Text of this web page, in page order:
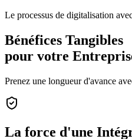
Le processus de digitalisation
Bénéfices Tangibles
pour votre
Prenez une longueur d'avance
La force d'une